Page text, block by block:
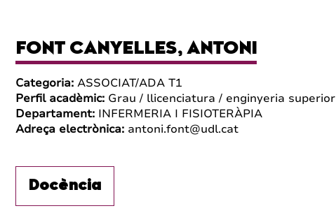
FONT CANYELLES, ANTONI
Categoria: ASSOCIAT/ADA T1
Perfil acadèmic: Grau / llicenciatura / enginyeria superior
Departament: INFERMERIA I FISIOTERÀPIA
Adreça electrònica: antoni.font@udl.cat
Docència